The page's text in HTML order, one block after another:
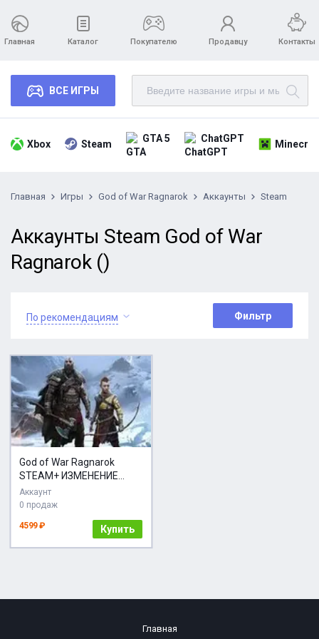
Главная Каталог Покупателю Продавцу Контакты
ВСЕ ИГРЫ
Xbox Steam GTA 5 ChatGPT
Главная Игры God of War Ragnarok Аккаунты Steam
Аккаунты Steam God of War
Ragnarok ()
По рекомендациям Фильтр
God of War Ragnarok
STEAM+ ИЗМЕНЕНИЕ
ДАННЫХ
Аккаунт
0 продаж
4599 ₽ Купить
Главная